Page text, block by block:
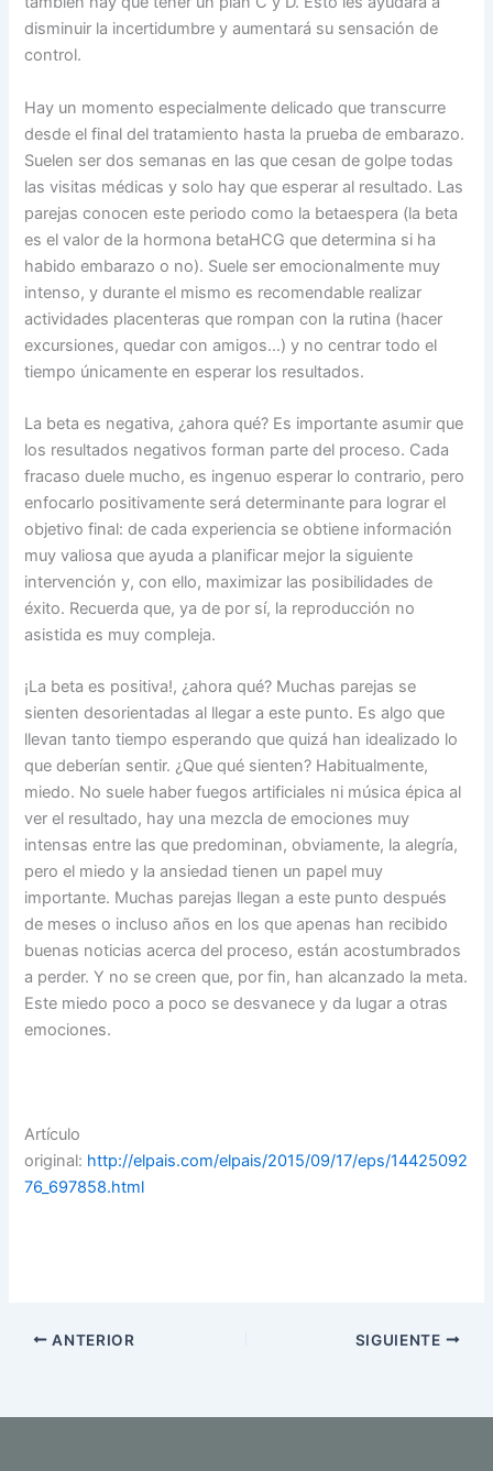
disminuir la incertidumbre y aumentará su sensación de
control.
Hay un momento especialmente delicado que transcurre
desde el final del tratamiento hasta la prueba de embarazo.
Suelen ser dos semanas en las que cesan de golpe todas
las visitas médicas y solo hay que esperar al resultado. Las
parejas conocen este periodo como la betaespera (la beta
es el valor de la hormona betaHCG que determina si ha
habido embarazo o no). Suele ser emocionalmente muy
intenso, y durante el mismo es recomendable realizar
actividades placenteras que rompan con la rutina (hacer
excursiones, quedar con amigos…) y no centrar todo el
tiempo únicamente en esperar los resultados.
La beta es negativa, ¿ahora qué? Es importante asumir que
los resultados negativos forman parte del proceso. Cada
fracaso duele mucho, es ingenuo esperar lo contrario, pero
enfocarlo positivamente será determinante para lograr el
objetivo final: de cada experiencia se obtiene información
muy valiosa que ayuda a planificar mejor la siguiente
intervención y, con ello, maximizar las posibilidades de
éxito. Recuerda que, ya de por sí, la reproducción no
asistida es muy compleja.
¡La beta es positiva!, ¿ahora qué? Muchas parejas se
sienten desorientadas al llegar a este punto. Es algo que
llevan tanto tiempo esperando que quizá han idealizado lo
que deberían sentir. ¿Que qué sienten? Habitualmente,
miedo. No suele haber fuegos artificiales ni música épica al
ver el resultado, hay una mezcla de emociones muy
intensas entre las que predominan, obviamente, la alegría,
pero el miedo y la ansiedad tienen un papel muy
importante. Muchas parejas llegan a este punto después
de meses o incluso años en los que apenas han recibido
buenas noticias acerca del proceso, están acostumbrados
a perder. Y no se creen que, por fin, han alcanzado la meta.
Este miedo poco a poco se desvanece y da lugar a otras
emociones.
Artículo
original: http://elpais.com/elpais/2015/09/17/eps/14425092
76_697858.html
ANTERIOR SIGUIENTE